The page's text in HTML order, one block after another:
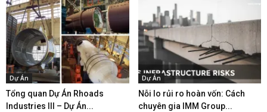
Dự Án
Tổng quan Dự Án Rhoads
Industries III – Dự Án...
Dự Án
Nỗi lo rủi ro hoàn vốn: Cách
chuyên gia IMM Group...